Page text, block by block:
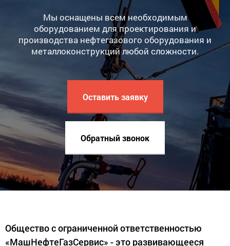
Мы оснащены всем необходимым
оборудованием для проектирования и
производства нефтегазового оборудования и
металлоконструкций любой сложности.
Оставить заявку
Обратный звонок
Общество с ограниченной ответственностью
«МашНефтеГазСервис» - это развивающееся